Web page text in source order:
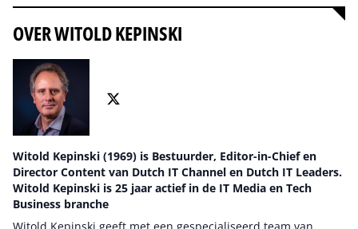
OVER WITOLD KEPINSKI
Witold Kepinski (1969) is Bestuurder, Editor-in-Chief en
Director Content van Dutch IT Channel en Dutch IT Leaders.
Witold Kepinski is 25 jaar actief in de IT Media en Tech
Business branche